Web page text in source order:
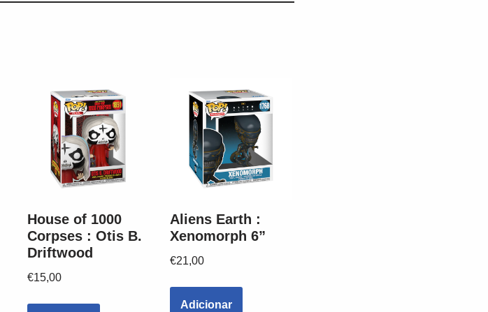
House of 1000
Corpses : Otis B.
Driftwood
€15,00
Aliens Earth :
Xenomorph 6”
€21,00
Adicionar